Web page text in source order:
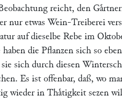
reicht, den
nur etwas Wein-Treiberei
auf dieselbe Rebe im
die Pflanzen sich so
sich durch diesen
Es ist offenbar, daß, wo
wieder in Thaͤtigkeit sezen